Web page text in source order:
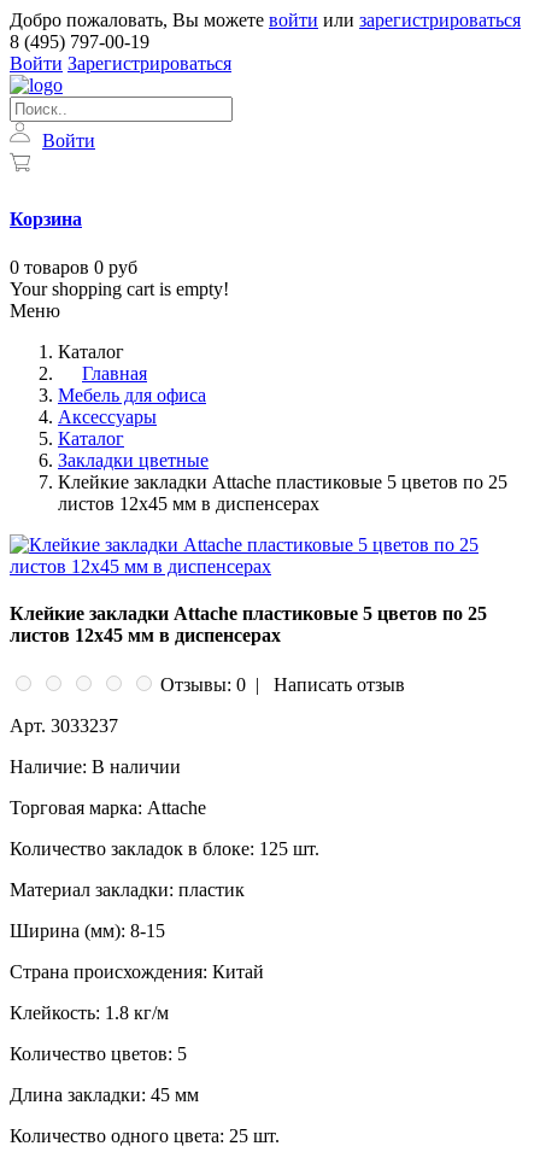
Добро пожаловать, Вы можете войти или зарегистрироваться
8 (495) 797-00-19
Войти Зарегистрироваться
Войти
Корзина
0 товаров 0 руб
Your shopping cart is empty!
Меню
Каталог
Главная
Мебель для офиса
Аксессуары
Каталог
Закладки цветные
Клейкие закладки Attache пластиковые 5 цветов по 25
листов 12x45 мм в диспенсерах
Клейкие закладки Attache пластиковые 5 цветов по 25
листов 12x45 мм в диспенсерах
Отзывы: 0 |
Написать отзыв
Арт. 3033237
Наличие: В наличии
Торговая марка: Attache
Количество закладок в блоке: 125 шт.
Материал закладки: пластик
Ширина (мм): 8-15
Страна происхождения: Китай
Клейкость: 1.8 кг/м
Количество цветов: 5
Длина закладки: 45 мм
Количество одного цвета: 25 шт.